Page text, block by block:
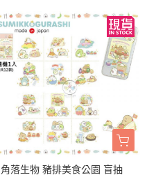
角落生物 豬排美食公園 盲抽